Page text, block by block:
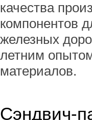
качества
компонентов
железных
летним
материалов.
Сэндвич-